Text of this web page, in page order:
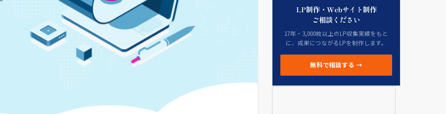
LP制作・Webサイト制作
ご相談ください
17年・3,000枚以上のLP収集実績をもと
に、成果につながるLPを制作します。
無料で相談する →